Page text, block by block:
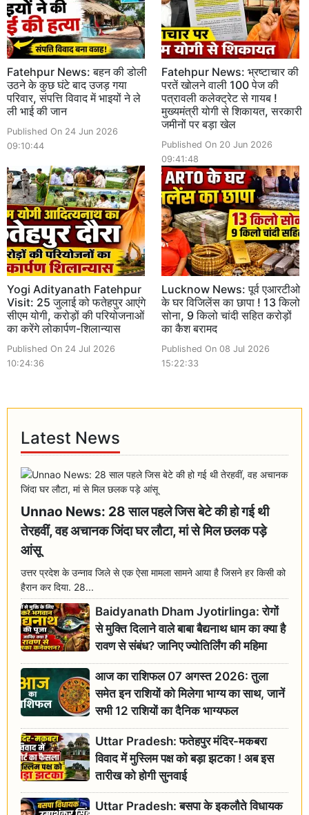
Fatehpur News: बहन की डोली
उठने के कुछ घंटे बाद उजड़ गया
परिवार, संपत्ति विवाद में भाइयों ने ले
ली भाई की जान
Published On 24 Jun 2026
09:10:44
Fatehpur News: भ्रष्टाचार की
परतें खोलने वाली 100 पेज की
पत्रावली कलेक्ट्रेट से गायब !
मुख्यमंत्री योगी से शिकायत, सरकारी
जमीनों पर बड़ा खेल
Published On 20 Jun 2026
09:41:48
Yogi Adityanath Fatehpur
Visit: 25 जुलाई को फतेहपुर आएंगे
सीएम योगी, करोड़ों की परियोजनाओं
का करेंगे लोकार्पण-शिलान्यास
Published On 24 Jul 2026
10:24:36
Lucknow News: पूर्व एआरटीओ
के घर विजिलेंस का छापा ! 13 किलो
सोना, 9 किलो चांदी सहित करोड़ों
का कैश बरामद
Published On 08 Jul 2026
15:22:33
Latest News
Unnao News: 28 साल पहले जिस बेटे की हो गई थी
तेरहवीं, वह अचानक जिंदा घर लौटा, मां से मिल छलक पड़े
आंसू
उत्तर प्रदेश के उन्नाव जिले से एक ऐसा मामला सामने आया है जिसने हर किसी को
हैरान कर दिया. 28...
Baidyanath Dham Jyotirlinga: रोगों
से मुक्ति दिलाने वाले बाबा बैद्यनाथ धाम का क्या है
रावण से संबंध? जानिए ज्योतिर्लिंग की महिमा
आज का राशिफल 07 अगस्त 2026: तुला
समेत इन राशियों को मिलेगा भाग्य का साथ, जानें
सभी 12 राशियों का दैनिक भाग्यफल
Uttar Pradesh: फतेहपुर मंदिर-मकबरा
विवाद में मुस्लिम पक्ष को बड़ा झटका ! अब इस
तारीख को होगी सुनवाई
Uttar Pradesh: बसपा के इकलौते विधायक